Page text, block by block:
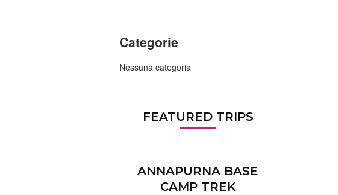
Categorie
Nessuna categoria
FEATURED TRIPS
ANNAPURNA BASE
CAMP TREK